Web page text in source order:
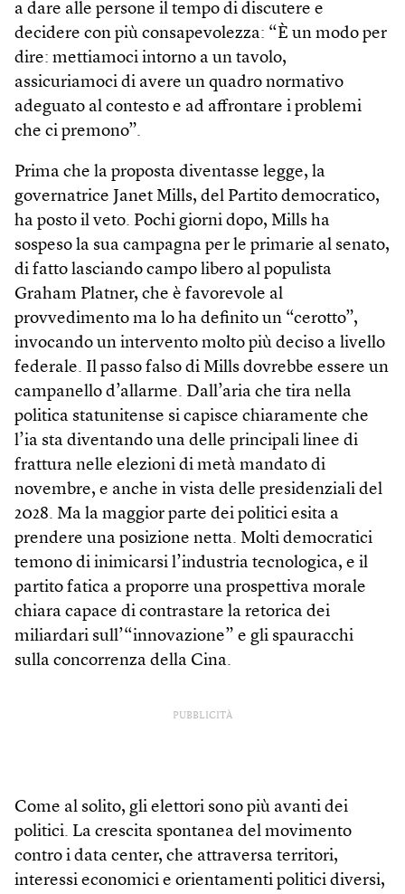
a dare alle persone il tempo di discutere e
decidere con più consapevolezza: “È un modo per
dire: mettiamoci intorno a un tavolo,
assicuriamoci di avere un quadro normativo
adeguato al contesto e ad affrontare i problemi
che ci premono”.
Prima che la proposta diventasse legge, la
governatrice Janet Mills, del Partito democratico,
ha posto il veto. Pochi giorni dopo, Mills ha
sospeso la sua campagna per le primarie al senato,
di fatto lasciando campo libero al populista
Graham Platner, che è favorevole al
provvedimento ma lo ha definito un “cerotto”,
invocando un intervento molto più deciso a livello
federale. Il passo falso di Mills dovrebbe essere un
campanello d’allarme. Dall’aria che tira nella
politica statunitense si capisce chiaramente che
l’ia sta diventando una delle principali linee di
frattura nelle elezioni di metà mandato di
novembre, e anche in vista delle presidenziali del
2028. Ma la maggior parte dei politici esita a
prendere una posizione netta. Molti democratici
temono di inimicarsi l’industria tecnologica, e il
partito fatica a proporre una prospettiva morale
chiara capace di contrastare la retorica dei
miliardari sull’“innovazione” e gli spauracchi
sulla concorrenza della Cina.
PUBBLICITÀ
Come al solito, gli elettori sono più avanti dei
politici. La crescita spontanea del movimento
contro i data center, che attraversa territori,
interessi economici e orientamenti politici diversi,